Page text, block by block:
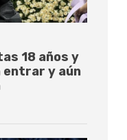
18 años y
entrar y aún